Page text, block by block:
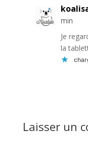
min
Je
la
Laisser un